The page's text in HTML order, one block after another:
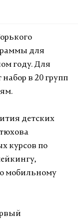
для
году. Для
в 20 групп
детских
курсов по
мобильному